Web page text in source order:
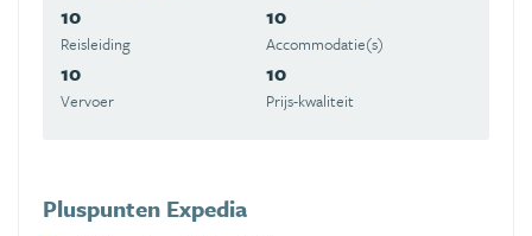
10
Reisleiding
10
Accommodatie(s)
10
Vervoer
10
Prijs-kwaliteit
Pluspunten Expedia